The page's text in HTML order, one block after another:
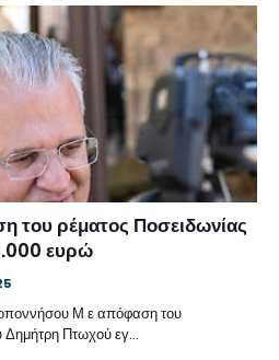
του ρέματος Ποσειδωνίας
ευρώ
Μ ε απόφαση του
Δημήτρη Πτωχού εγ…